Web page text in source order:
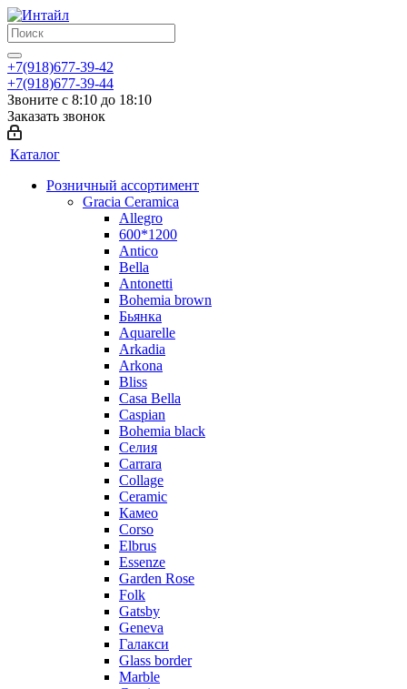
+7(918)677-39-42
+7(918)677-39-44
Звоните с 8:10 до 18:10
Заказать звонок
Каталог
Розничный ассортимент
Gracia Ceramica
Allegro
600*1200
Antico
Bella
Antonetti
Bohemia brown
Бьянка
Aquarelle
Arkadia
Arkona
Bliss
Casa Bella
Caspian
Bohemia black
Селия
Carrara
Collage
Ceramic
Камео
Corso
Elbrus
Essenze
Garden Rose
Folk
Gatsby
Geneva
Галакси
Glass border
Marble